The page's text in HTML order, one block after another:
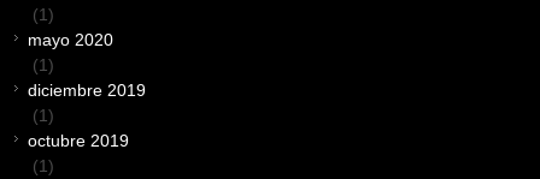
(1)
mayo 2020
(1)
diciembre 2019
(1)
octubre 2019
(1)